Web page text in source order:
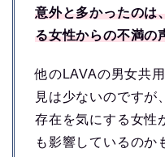
意外と多かったのは
る女性からの不満の
他のLAVAの男女共
見は少ないのですが
存在を気にする女性
も影響しているのか